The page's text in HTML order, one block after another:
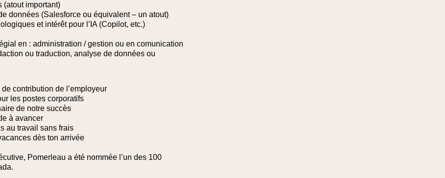
(atout important)
données (Salesforce ou équivalent – un atout)
et intérêt pour l’IA (Copilot, etc.)
en : administration / gestion ou en comunication
ou traduction, analyse de données ou
contribution de l’employeur
les postes corporatifs
de notre succès
à avancer
au travail sans frais
dès ton arrivée
Pomerleau a été nommée l’un des 100